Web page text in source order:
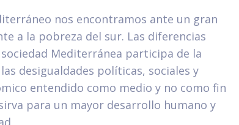
nos encontramos ante un gran
a la pobreza del sur. Las diferencias
Mediterránea participa de la
desigualdades políticas, sociales y
entendido como medio y no como fin
para un mayor desarrollo humano y